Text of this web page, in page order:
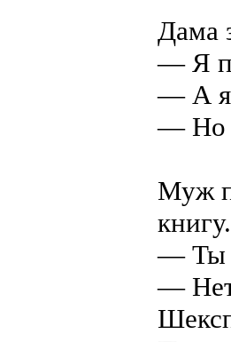
Дама
— Я
— А я
— Но
Муж
книгу.
— Ты
—